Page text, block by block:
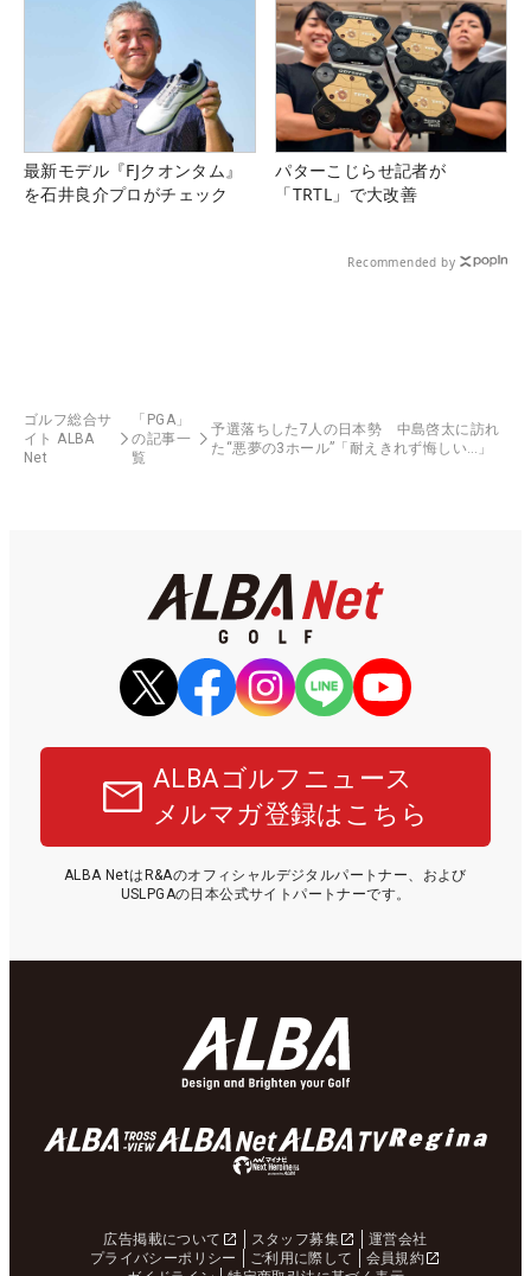
最新モデル『FJクオンタム』
を石井良介プロがチェック
パターこじらせ記者が
「TRTL」で大改善
Recommended by
ゴルフ総合サ
イト ALBA
Net
「PGA」
の記事一
覧
予選落ちした7人の日本勢 中島啓太に訪れ
た“悪夢の3ホール”「耐えきれず悔しい…」
ALBAゴルフニュース
メルマガ登録はこちら
ALBA NetはR&Aのオフィシャルデジタルパートナー、および
USLPGAの日本公式サイトパートナーです。
広告掲載について スタッフ募集
運営会社
プライバシーポリシー
ご利用に際して
会員規約